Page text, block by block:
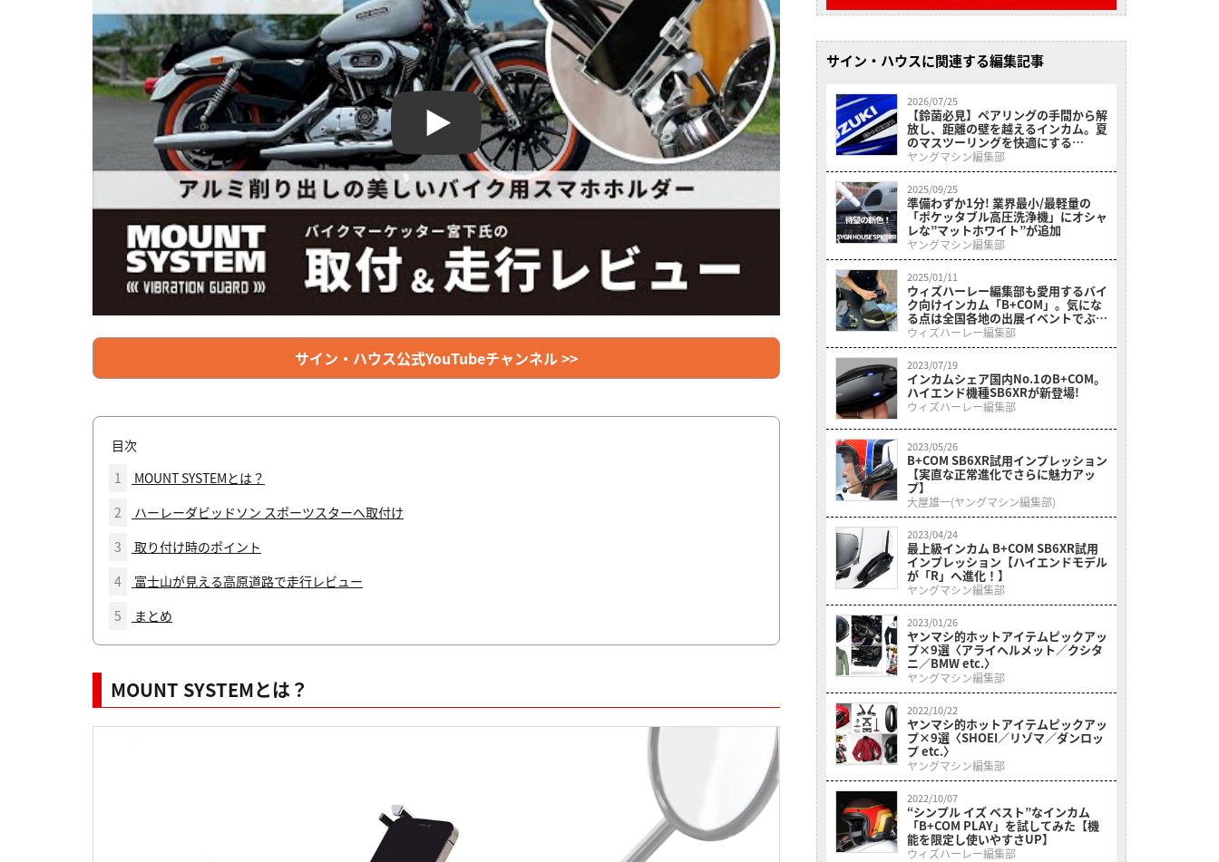
Play
サイン・ハウス公式YouTubeチャンネル >>
目次
1
MOUNT SYSTEMとは？
2
ハーレーダビッドソン スポーツスターへ取付け
3
取り付け時のポイント
4
富士山が見える高原道路で走行レビュー
5
まとめ
MOUNT SYSTEMとは？
サイン・ハウスに関連する編集記事
2026/07/25
【鈴菌必見】ペアリングの手間から解
放し、距離の壁を越えるインカム。夏
のマスツーリングを快適にする
B+COM「7X EVO」にスズキ専用カラ
ーが登場
ヤングマシン編集部
2025/09/25
準備わずか1分! 業界最小/最軽量の
「ポケッタブル高圧洗浄機」にオシャ
レな”マットホワイト”が追加
ヤングマシン編集部
2025/01/11
ウィズハーレー編集部も愛用するバイ
ク向けインカム「B+COM」。気にな
る点は全国各地の出展イベントでぶつ
けてみよう!
ウィズハーレー編集部
2023/07/19
インカムシェア国内No.1のB+COM。
ハイエンド機種SB6XRが新登場!
ウィズハーレー編集部
2023/05/26
B+COM SB6XR試用インプレッション
【実直な正常進化でさらに魅力アッ
プ】
大屋雄一(ヤングマシン編集部)
2023/04/24
最上級インカム B+COM SB6XR試用
インプレッション【ハイエンドモデル
が「R」へ進化！】
ヤングマシン編集部
2023/01/26
ヤンマシ的ホットアイテムピックアッ
プ×9選〈アライヘルメット／クシタ
ニ／BMW etc.〉
ヤングマシン編集部
2022/10/22
ヤンマシ的ホットアイテムピックアッ
プ×9選〈SHOEI／リゾマ／ダンロッ
プ etc.〉
ヤングマシン編集部
2022/10/07
“シンプル イズ ベスト”なインカム
「B+COM PLAY」を試してみた【機
能を限定し使いやすさUP】
ウィズハーレー編集部